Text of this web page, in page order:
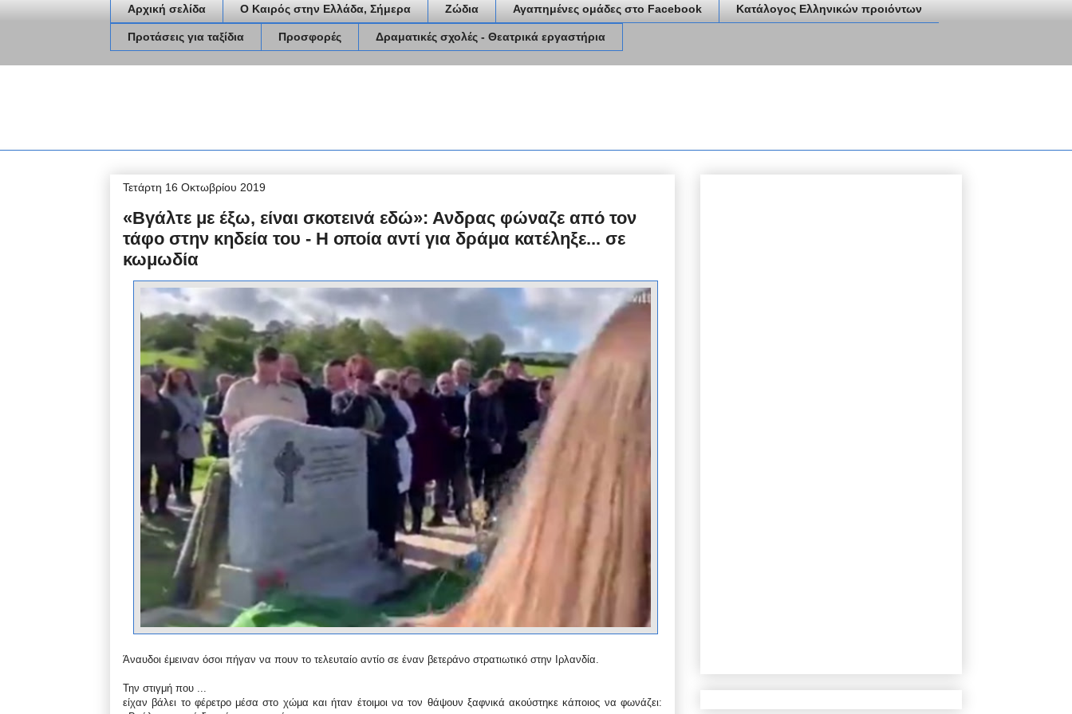
Αρχική σελίδα Ο Καιρός στην Ελλάδα, Σήμερα Ζώδια Αγαπημένες ομάδες στο Facebook Κατάλογος Ελληνικών προιόντων
Προτάσεις για ταξίδια Προσφορές Δραματικές σχολές - Θεατρικά εργαστήρια
Τετάρτη 16 Οκτωβρίου 2019
«Βγάλτε με έξω, είναι σκοτεινά εδώ»: Ανδρας φώναζε από τον
τάφο στην κηδεία του - Η οποία αντί για δράμα κατέληξε... σε
κωμωδία
Άναυδοι έμειναν όσοι πήγαν να πουν το τελευταίο αντίο σε έναν βετεράνο στρατιωτικό στην Ιρλανδία.
Την στιγμή που ...
είχαν βάλει το φέρετρο μέσα στο χώμα και ήταν έτοιμοι να τον θάψουν ξαφνικά ακούστηκε κάποιος να φωνάζει: